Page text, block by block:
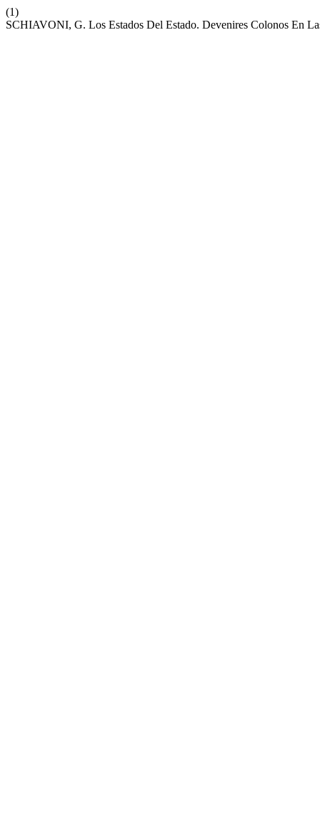
(1)
SCHIAVONI, G. Los Estados Del Estado. Devenires Colonos En